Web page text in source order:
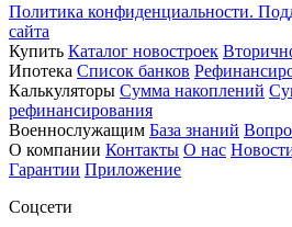
Политика конфиденциальности.
сайта
Купить Каталог новостроек
Ипотека Список банков
Калькуляторы Сумма накоплений
рефинансирования
Военнослужащим База знаний
О компании Контакты О нас
Гарантии Приложение
Соцсети